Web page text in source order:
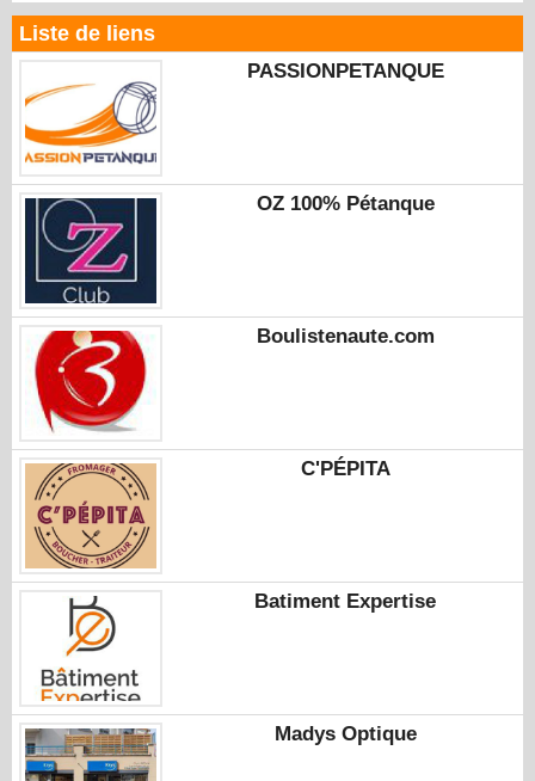
Liste de liens
PASSIONPETANQUE
OZ 100% Pétanque
Boulistenaute.com
C'PÉPITA
Batiment Expertise
Madys Optique